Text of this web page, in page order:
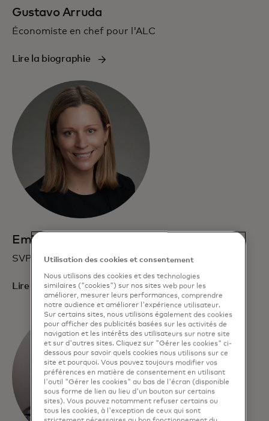
Gustavo Arruda
Économiste en chef pour l'ALC
Lire la biographie
Emily Scott
SVP, croissance et opérations
Lire la biographie
Utilisation des cookies et consentement
Nous utilisons des cookies et des technologies
similaires ("cookies") sur nos sites web pour les
améliorer, mesurer leurs performances, comprendre
notre audience et améliorer l'expérience utilisateur.
Sur certains sites, nous utilisons également des cookies
pour afficher des publicités basées sur les activités de
navigation et les intérêts des utilisateurs sur notre site
et sur d'autres sites. Cliquez sur "Gérer les cookies" ci-
dessous pour savoir quels cookies nous utilisons sur ce
site et pourquoi. Vous pouvez toujours modifier vos
préférences en matière de consentement en utilisant
l'outil "Gérer les cookies" au bas de l'écran (disponible
sous forme de lien au lieu d'un bouton sur certains
sites). Vous pouvez notamment refuser certains ou
tous les cookies, à l'exception de ceux qui sont